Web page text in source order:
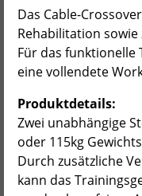
Das Cable-
Rehabilitation
Für das funktionelle
eine vollendete
Produktdetails:
Zwei unabhängige
oder 115kg
Durch zusätzliche
kann das